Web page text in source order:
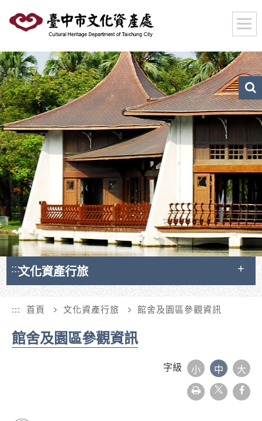
要
內
容
區
塊
:::文化資產行旅
::: 首頁 文化資產行旅 館舍及園區參觀資訊
館舍及園區參觀資訊
字級 小 中 大
友
善
文
化
資
搜
尋